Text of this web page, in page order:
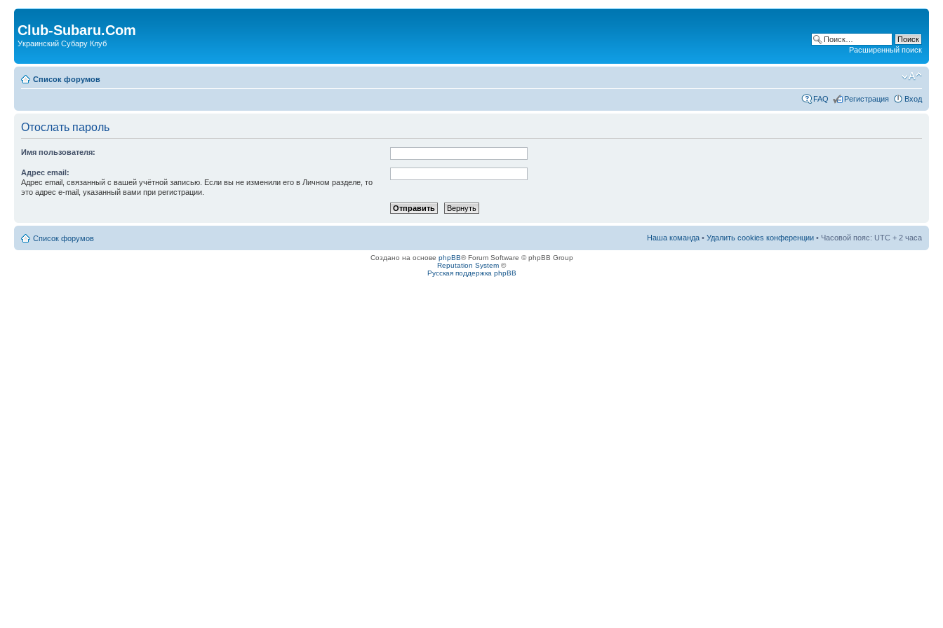
Club-Subaru.Com
Украинский Субару Клуб
Расширенный поиск
Список форумов
FAQ Регистрация Вход
Отослать пароль
Имя пользователя:
Адрес email:
Адрес email, связанный с вашей учётной записью. Если вы не изменили его в Личном разделе, то
это адрес e-mail, указанный вами при регистрации.
Список форумов Наша команда • Удалить cookies конференции • Часовой пояс: UTC + 2 часа
Создано на основе phpBB® Forum Software © phpBB Group
Reputation System ©
Русская поддержка phpBB